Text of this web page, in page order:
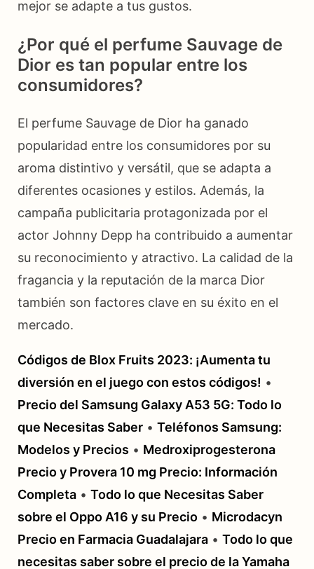
mejor se adapte a tus gustos.
¿Por qué el perfume Sauvage de
Dior es tan popular entre los
consumidores?
El perfume Sauvage de Dior ha ganado
popularidad entre los consumidores por su
aroma distintivo y versátil, que se adapta a
diferentes ocasiones y estilos. Además, la
campaña publicitaria protagonizada por el
actor Johnny Depp ha contribuido a aumentar
su reconocimiento y atractivo. La calidad de la
fragancia y la reputación de la marca Dior
también son factores clave en su éxito en el
mercado.
Códigos de Blox Fruits 2023: ¡Aumenta tu
diversión en el juego con estos códigos! •
Precio del Samsung Galaxy A53 5G: Todo lo
que Necesitas Saber • Teléfonos Samsung:
Modelos y Precios • Medroxiprogesterona
Precio y Provera 10 mg Precio: Información
Completa • Todo lo que Necesitas Saber
sobre el Oppo A16 y su Precio • Microdacyn
Precio en Farmacia Guadalajara • Todo lo que
necesitas saber sobre el precio de la Yamaha